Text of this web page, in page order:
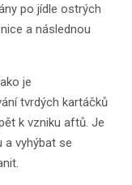
po jídle ostrých
a následnou
je
tvrdých kartáčků
k vzniku aftů. Je
a vyhýbat se